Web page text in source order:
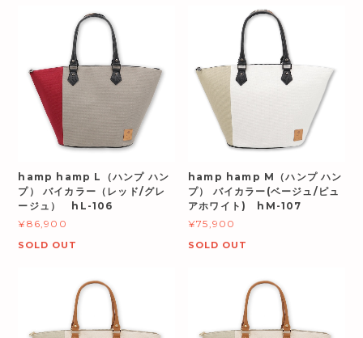
hamp hamp L（ハンプ ハン
プ） バイカラー（レッド/グレ
ージュ） hL-106
¥86,900
SOLD OUT
hamp hamp M（ハンプ ハン
プ） バイカラー(ベージュ/ピュ
アホワイト) hM-107
¥75,900
SOLD OUT